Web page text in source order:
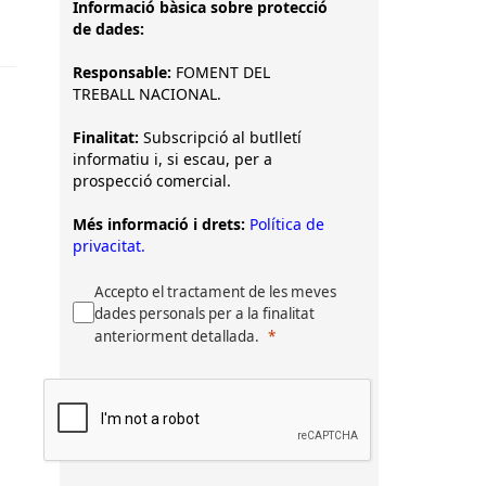
Informació bàsica sobre protecció
de dades:
Responsable: FOMENT DEL
TREBALL NACIONAL.
Finalitat: Subscripció al butlletí
informatiu i, si escau, per a
prospecció comercial.
Més informació i drets: Política de
privacitat.
Accepto el tractament de les meves
dades personals per a la finalitat
anteriorment detallada.